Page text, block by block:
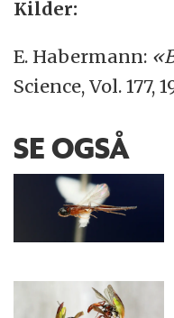
Kilder:
E. Habermann:
Science, Vol. 177,
SE OGSÅ